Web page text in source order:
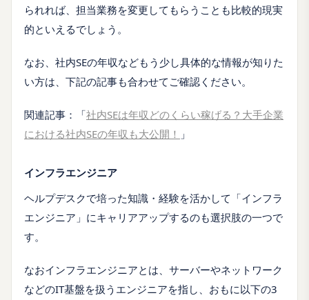
られれば、担当業務を変更してもらうことも比較的現実
的といえるでしょう。
なお、社内SEの年収などもう少し具体的な情報が知りた
い方は、下記の記事も合わせてご確認ください。
関連記事：「社内SEは年収どのくらい稼げる？大手企業
における社内SEの年収も大公開！ 」
インフラエンジニア
ヘルプデスクで培った知識・経験を活かして「インフラ
エンジニア」にキャリアアップするのも選択肢の一つで
す。
なおインフラエンジニアとは、サーバーやネットワーク
などのIT基盤を扱うエンジニアを指し、おもに以下の3